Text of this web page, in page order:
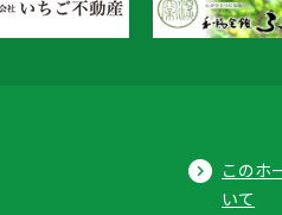
このホ
いて